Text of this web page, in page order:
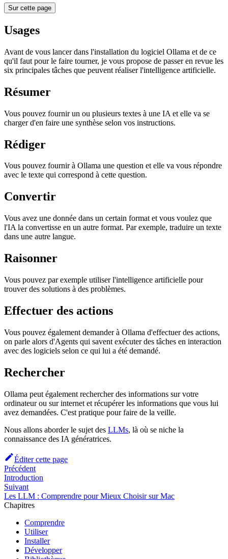
Sur cette page
Usages
Avant de vous lancer dans l'installation du logiciel Ollama et de ce
qu'il faut pour le faire tourner, je vous propose de passer en revue les
six principales tâches que peuvent réaliser l'intelligence artificielle.
Résumer
Vous pouvez fournir un ou plusieurs textes à une IA et elle va se
charger d'en faire une synthèse selon vos instructions.
Rédiger
Vous pouvez fournir à Ollama une question et elle va vous répondre
avec le texte qui correspond à cette question.
Convertir
Vous avez une donnée dans un certain format et vous voulez que
l'IA la convertisse en un autre format. Par exemple, traduire un texte
dans une autre langue.
Raisonner
Vous pouvez par exemple utiliser l'intelligence artificielle pour
trouver des solutions à des problèmes.
Effectuer des actions
Vous pouvez également demander à Ollama d'effectuer des actions,
on parle alors d'Agents qui savent exécuter des tâches en interaction
avec des logiciels selon ce qui lui a été demandé.
Rechercher
Ollama peut également rechercher des informations sur votre
ordinateur ou sur internet et récupérer les informations que vous lui
avez demandées. C'est pratique pour faire de la veille.
Nous allons aborder le sujet des LLMs, là où se niche la
connaissance des IA génératrices.
Éditer cette page
Précédent
Introduction
Suivant
Les LLM : Comprendre pour Mieux Choisir sur Mac
Chapitres
Comprendre
Utiliser
Installer
Développer